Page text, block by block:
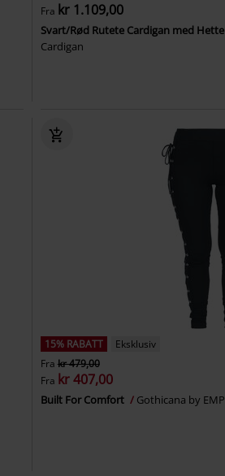
Fra kr 1.109,00
Svart/Rød Rutete Cardigan med Hette
Cardigan
15% RABATT
Eksklusiv
Fra kr 479,00
Fra kr 407,00
Built For Comfort Gothicana by EMP